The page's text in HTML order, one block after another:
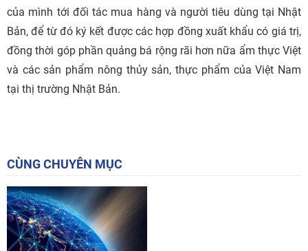
của mình tới đối tác mua hàng và người tiêu dùng tại Nhật
Bản, để từ đó ký kết được các hợp đồng xuất khẩu có giá trị,
đồng thời góp phần quảng bá rộng rãi hơn nữa ẩm thực Việt
và các sản phẩm nông thủy sản, thực phẩm của Việt Nam
tại thị trường Nhật Bản.
CÙNG CHUYÊN MỤC